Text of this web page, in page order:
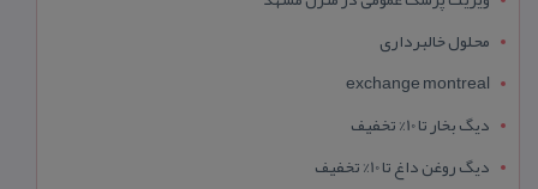
محلول خالبرداری
exchange montreal
دیگ بخار تا 10% تخفیف
دیگ روغن داغ تا 10% تخفیف